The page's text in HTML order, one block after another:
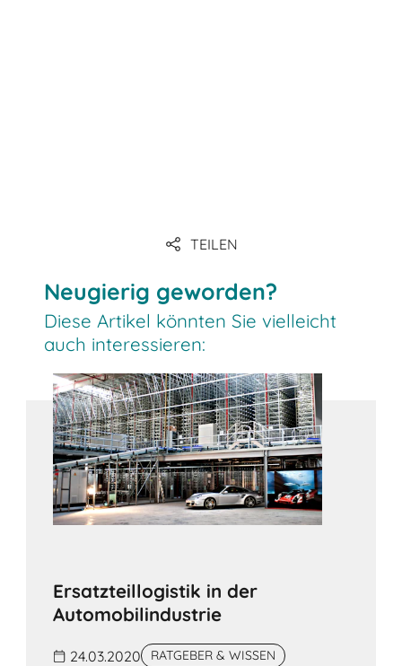
TEILEN
Neugierig geworden?
Diese Artikel könnten Sie vielleicht
auch interessieren:
Ersatzteillogistik in der
Automobilindustrie
24.03.2020 RATGEBER & WISSEN